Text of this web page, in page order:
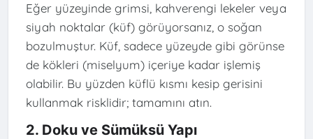
Eğer yüzeyinde grimsi, kahverengi lekeler veya
siyah noktalar (küf) görüyorsanız, o soğan
bozulmuştur. Küf, sadece yüzeyde gibi görünse
de kökleri (miselyum) içeriye kadar işlemiş
olabilir. Bu yüzden küflü kısmı kesip gerisini
kullanmak risklidir; tamamını atın.
2. Doku ve Sümüksü Yapı